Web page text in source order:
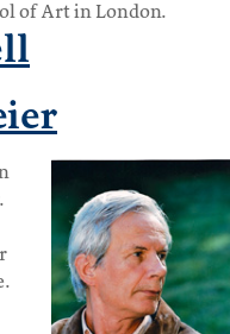
of Art in London.